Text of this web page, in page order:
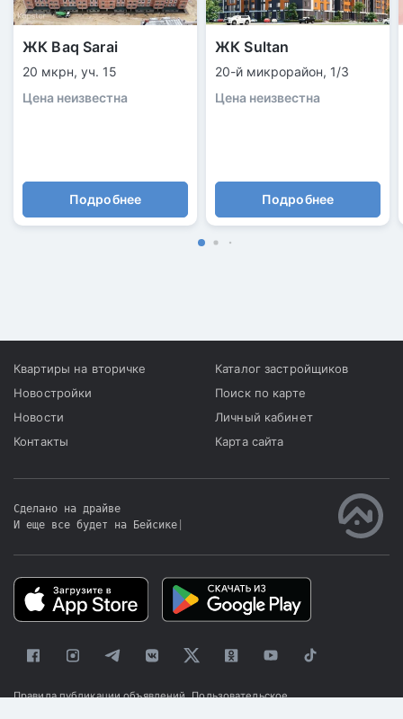
ЖК Baq Sarai
20 мкрн, уч. 15
Цена неизвестна
Подробнее
ЖК Sultan
20-й микрорайон, 1/3
Цена неизвестна
Подробнее
Квартиры на вторичке
Новостройки
Новости
Контакты
Каталог застройщиков
Поиск по карте
Личный кабинет
Карта сайта
Сделано на драйве
И еще все будет на Бейсике
Правила публикации объявлений Пользовательское